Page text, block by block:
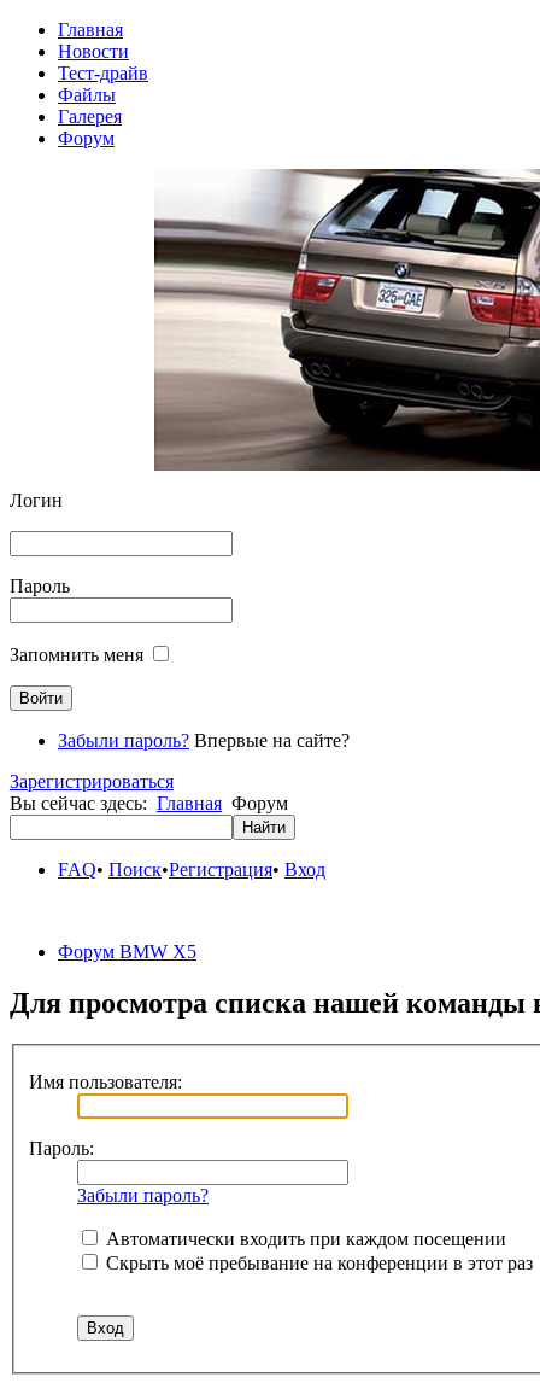
Главная
Новости
Тест-драйв
Файлы
Галерея
Форум
Логин
Пароль
Запомнить меня
Забыли пароль? Впервые на сайте?
Зарегистрироваться
Вы сейчас здесь: Главная Форум
FAQ• Поиск•Регистрация• Вход
Форум BMW X5
Для просмотра списка нашей
Имя пользователя:
Пароль:
Забыли пароль?
Автоматически входить при каждом посещении
Скрыть моё пребывание на конференции в этот раз